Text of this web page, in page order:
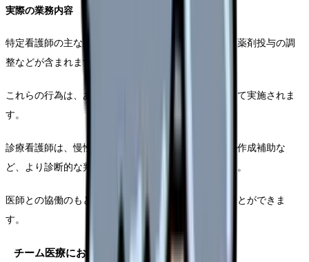
実際の業務内容
特定看護師の主な業務には、呼吸器管理や創傷管理、薬剤投与の調
整などが含まれます。
これらの行為は、あらかじめ定められた手順書に従って実施されま
す。
診療看護師は、慢性疾患の管理や一次診療、処方箋の作成補助な
ど、より診断的な判断を必要とする業務に従事します。
医師との協働のもと、より自律的な医療判断を行うことができま
す。
チーム医療における立ち位置